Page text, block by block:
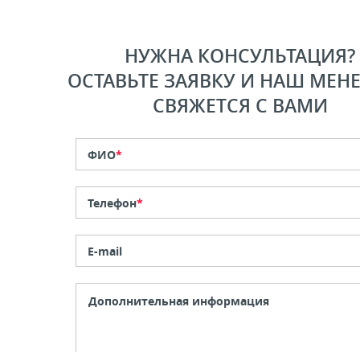
НУЖНА КОНСУЛЬТАЦИЯ?
ОСТАВЬТЕ ЗАЯВКУ И НАШ
СВЯЖЕТСЯ С ВАМИ
ФИО*
Телефон*
E-mail